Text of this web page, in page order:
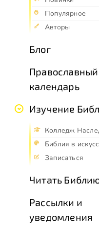
Популярное
Авторы
Блог
Православный
календарь
Изучение
Колледж
Библия в
Записаться
Читать
Рассылки и
уведомления